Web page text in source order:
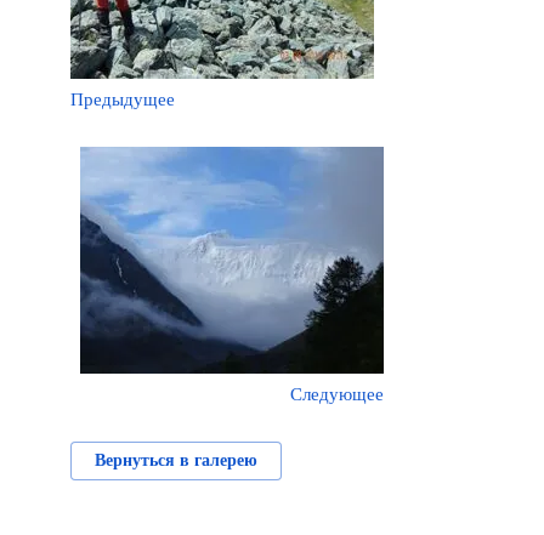
Предыдущее
Следующее
Вернуться в галерею